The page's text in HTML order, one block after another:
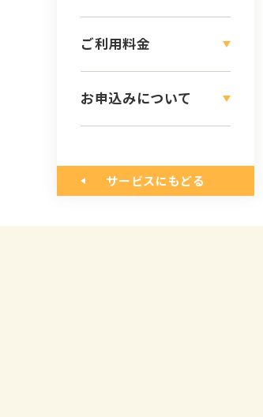
ご利用料金
お申込みについて
サービスにもどる